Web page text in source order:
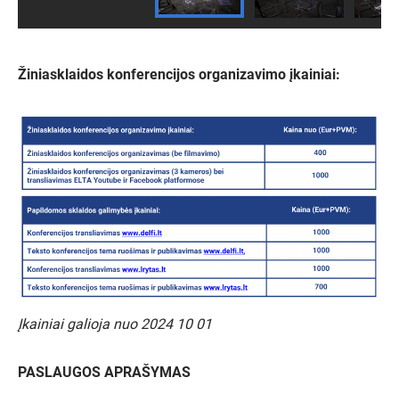
Žiniasklaidos konferencijos organizavimo įkainiai:
Įkainiai galioja nuo 2024 10 01
PASLAUGOS APRAŠYMAS